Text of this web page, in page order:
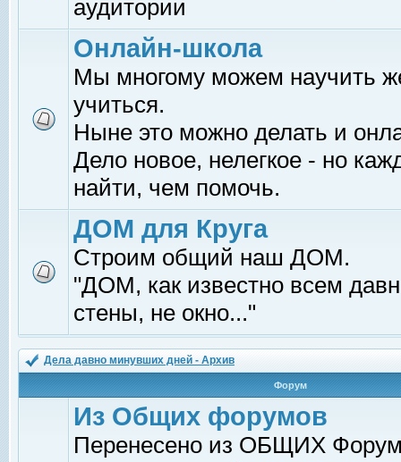
аудитории
Онлайн-школа
Мы многому можем научить
учиться.
Ныне это можно делать и
Дело новое, нелегкое - но
найти, чем помочь.
ДОМ для Круга
Строим общий наш ДОМ.
"ДОМ, как известно всем
стены, не окно..."
Дела давно минувших дней - Архив
Форум
Из Общих форумов
Перенесено из ОБЩИХ